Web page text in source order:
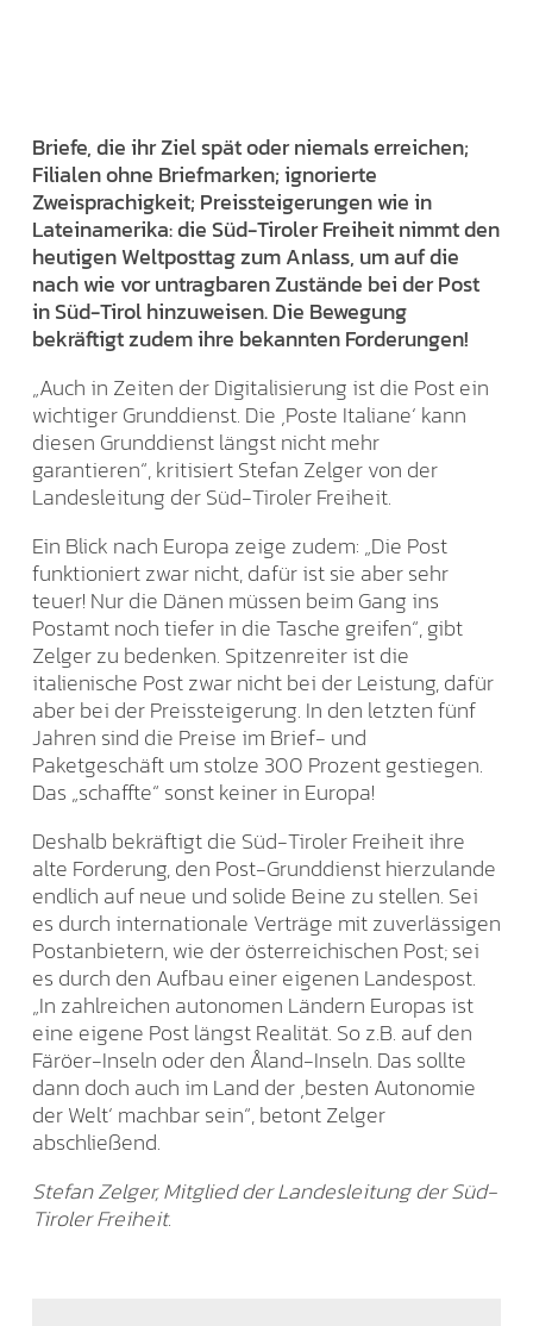
Briefe, die ihr Ziel spät oder niemals erreichen;
Filialen ohne Briefmarken; ignorierte
Zweisprachigkeit; Preissteigerungen wie in
Lateinamerika: die Süd-Tiroler Freiheit nimmt den
heutigen Weltposttag zum Anlass, um auf die
nach wie vor untragbaren Zustände bei der Post
in Süd-Tirol hinzuweisen. Die Bewegung
bekräftigt zudem ihre bekannten Forderungen!
„Auch in Zeiten der Digitalisierung ist die Post ein
wichtiger Grunddienst. Die ‚Poste Italiane‘ kann
diesen Grunddienst längst nicht mehr
garantieren“, kritisiert Stefan Zelger von der
Landesleitung der Süd-Tiroler Freiheit.
Ein Blick nach Europa zeige zudem: „Die Post
funktioniert zwar nicht, dafür ist sie aber sehr
teuer! Nur die Dänen müssen beim Gang ins
Postamt noch tiefer in die Tasche greifen“, gibt
Zelger zu bedenken. Spitzenreiter ist die
italienische Post zwar nicht bei der Leistung, dafür
aber bei der Preissteigerung. In den letzten fünf
Jahren sind die Preise im Brief- und
Paketgeschäft um stolze 300 Prozent gestiegen.
Das „schaffte“ sonst keiner in Europa!
Deshalb bekräftigt die Süd-Tiroler Freiheit ihre
alte Forderung, den Post-Grunddienst hierzulande
endlich auf neue und solide Beine zu stellen. Sei
es durch internationale Verträge mit zuverlässigen
Postanbietern, wie der österreichischen Post; sei
es durch den Aufbau einer eigenen Landespost.
„In zahlreichen autonomen Ländern Europas ist
eine eigene Post längst Realität. So z.B. auf den
Färöer-Inseln oder den Åland-Inseln. Das sollte
dann doch auch im Land der ‚besten Autonomie
der Welt‘ machbar sein“, betont Zelger
abschließend.
Stefan Zelger, Mitglied der Landesleitung der Süd-
Tiroler Freiheit.